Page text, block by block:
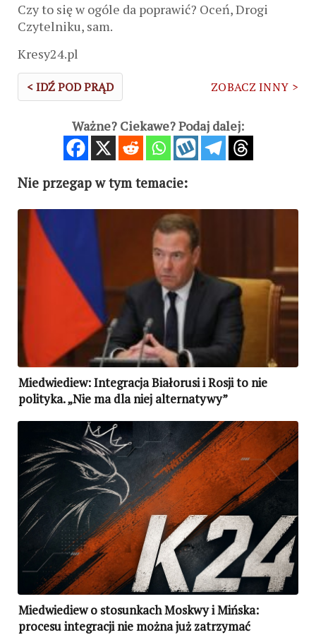
Czy to się w ogóle da poprawić? Oceń, Drogi
Czytelniku, sam.
Kresy24.pl
< IDŹ POD PRĄD ZOBACZ INNY >
Ważne? Ciekawe? Podaj dalej:
Nie przegap w tym temacie:
Miedwiediew: Integracja Białorusi i Rosji to nie
polityka. „Nie ma dla niej alternatywy”
Miedwiediew o stosunkach Moskwy i Mińska:
procesu integracji nie można już zatrzymać